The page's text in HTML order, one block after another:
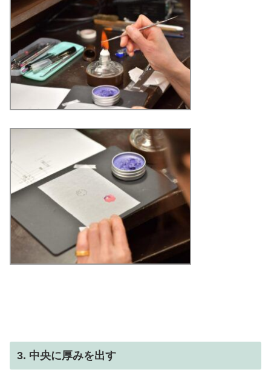
3. 中央に厚みを出す